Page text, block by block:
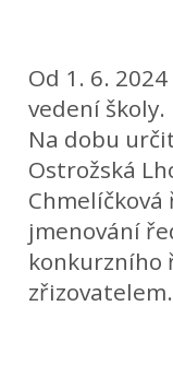
Od 1. 6.
vedení školy.
Na dobu
Ostrožská
jmenování
konkurzního
zřizovatelem.